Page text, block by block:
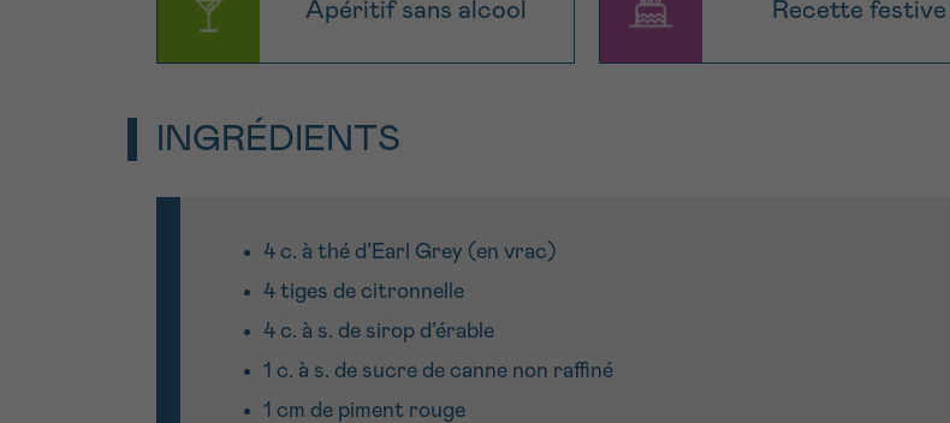
Apéritif sans alcool Recette festive
INGRÉDIENTS
4 c. à thé d’Earl Grey (en vrac)
4 tiges de citronnelle
4 c. à s. de sirop d’érable
1 c. à s. de sucre de canne non raffiné
1 cm de piment rouge
J’accepte les
conditions d’utilisations